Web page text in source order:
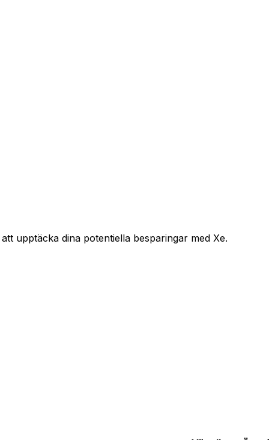
upptäcka dina potentiella besparingar med Xe.